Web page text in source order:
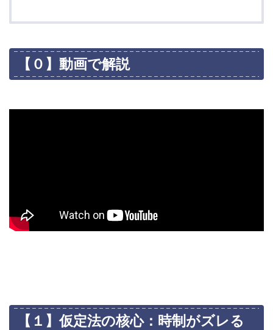
【０】動画で解説
【１】仮定法の核心：時制がズレる